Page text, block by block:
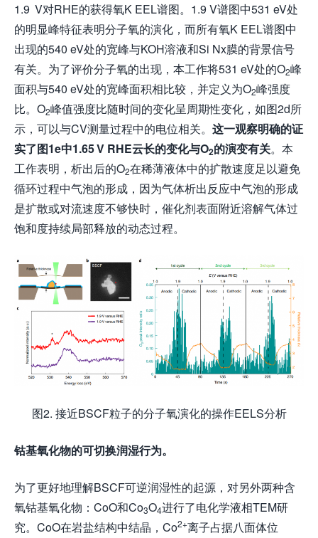
1.9 V对RHE的获得氧K EEL谱图。1.9 V谱图中531 eV处
的明显峰特征表明分子氧的演化，而所有氧K EEL谱图中
出现的540 eV处的宽峰与KOH溶液和Si Nx膜的背景信号
有关。为了评价分子氧的出现，本工作将531 eV处的O2峰
面积与540 eV处的宽峰面积相比较，并定义为O2峰强度
比。O2峰值强度比随时间的变化呈周期性变化，如图2d所
示，可以与CV测量过程中的电位相关。 这一观察明确的证
实了图1e中1.65 V RHE云长的变化与O2的演变有关。本
工作表明，析出后的O2在稀薄液体中的扩散速度足以避免
循环过程中气泡的形成，因为气体析出反应中气泡的形成
是扩散或对流速度不够快时，催化剂表面附近溶解气体过
饱和度持续局部释放的动态过程。
图2. 接近BSCF粒子的分子氧演化的操作EELS分析
钴基氧化物的可切换润湿行为。
为了更好地理解BSCF可逆润湿性的起源，对另外两种含
氧钴基氧化物：CoO和Co3O4进行了电化学液相TEM研
究。CoO在岩盐结构中结晶，Co2+离子占据八面体位